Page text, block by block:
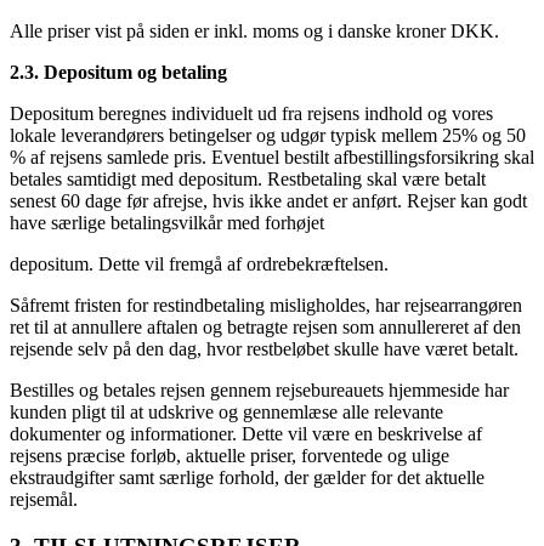
Alle priser vist på siden er inkl. moms og i danske kroner DKK.
2.3. Depositum og betaling
Depositum beregnes individuelt ud fra rejsens indhold og vores
lokale leverandørers betingelser og udgør typisk mellem 25% og 50
% af rejsens samlede pris. Eventuel bestilt afbestillingsforsikring skal
betales samtidigt med depositum. Restbetaling skal være betalt
senest 60 dage før afrejse, hvis ikke andet er anført. Rejser kan godt
have særlige betalingsvilkår med forhøjet
depositum. Dette vil fremgå af ordrebekræftelsen.
Såfremt fristen for restindbetaling misligholdes, har rejsearrangøren
ret til at annullere aftalen og betragte rejsen som annullereret af den
rejsende selv på den dag, hvor restbeløbet skulle have været betalt.
Bestilles og betales rejsen gennem rejsebureauets hjemmeside har
kunden pligt til at udskrive og gennemlæse alle relevante
dokumenter og informationer. Dette vil være en beskrivelse af
rejsens præcise forløb, aktuelle priser, forventede og ulige
ekstraudgifter samt særlige forhold, der gælder for det aktuelle
rejsemål.